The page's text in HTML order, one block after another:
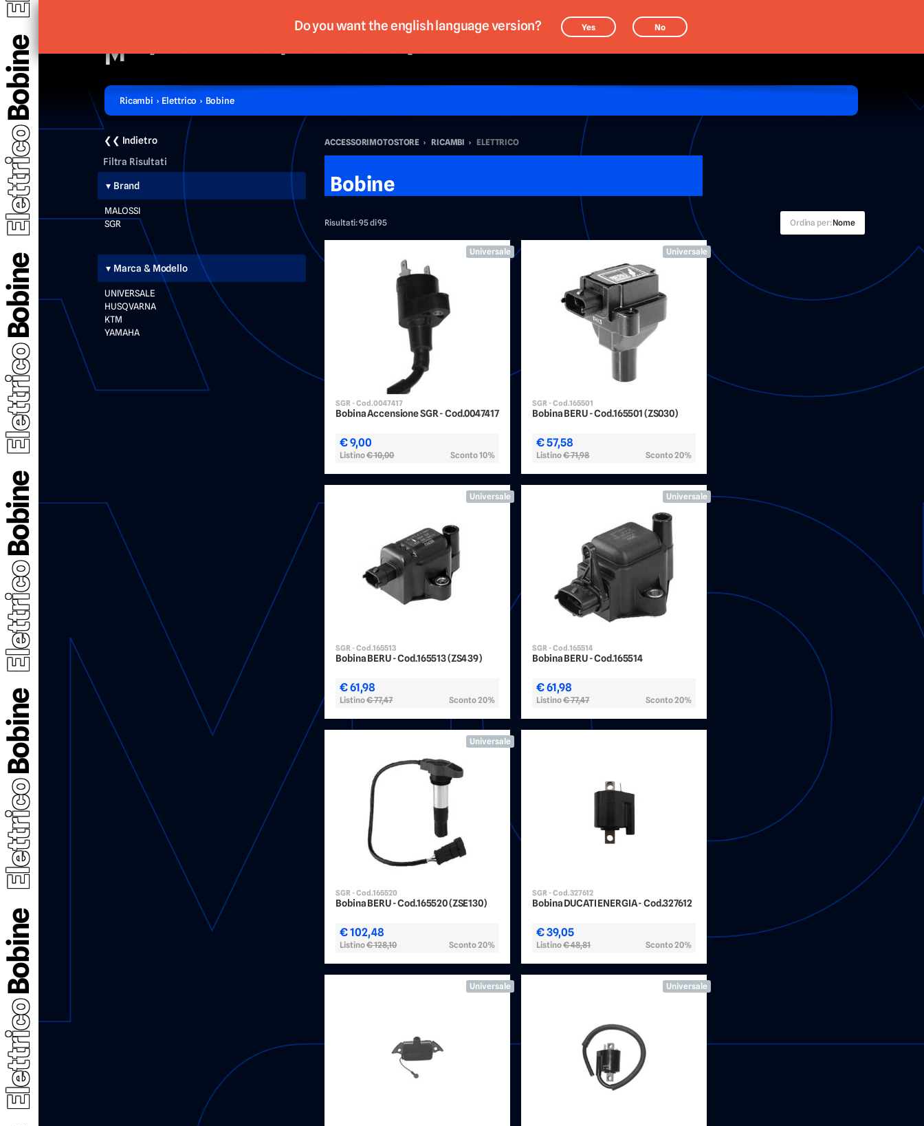
Elettrico
Bobine
Elettrico
Bobine
Elettrico
Bobine
Elettrico
Bobine
Elettrico
Bobine Ricambi › Elettrico › Bobine
ACCESSORIMOTOSTORE › RICAMBI › ELETTRICO
Bobine
Ordina per:Nome
Risultati:95 di 95
Universale
SGR - Cod.0047417
Bobina Accensione SGR - Cod.0047417
€ 9,00
Listino€ 10,00 Sconto 10%
Universale
SGR - Cod.165501
Bobina BERU - Cod.165501 (ZS030)
€ 57,58
Listino€ 71,98 Sconto 20%
Universale
SGR - Cod.165513
Bobina BERU - Cod.165513 (ZS439)
€ 61,98
Listino€ 77,47 Sconto 20%
Universale
SGR - Cod.165514
Bobina BERU - Cod.165514
€ 61,98
Listino€ 77,47 Sconto 20%
Universale
SGR - Cod.165520
Bobina BERU - Cod.165520 (ZSE130)
€ 102,48
Listino€ 128,10 Sconto 20%
SGR - Cod.327612
Bobina DUCATI ENERGIA - Cod.327612
€ 39,05
Listino€ 48,81 Sconto 20%
Universale Universale
❮❮ Indietro
Filtra Risultati
Brand
MALOSSI
SGR
Marca & Modello
UNIVERSALE
HUSQVARNA
KTM
YAMAHA
Do you want the english language version? Yes No